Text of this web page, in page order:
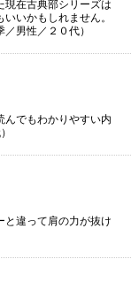
在古典部シリーズは
いかもしれません。
男性／２０代）
んでもわかりやすい内
と違って肩の力が抜け